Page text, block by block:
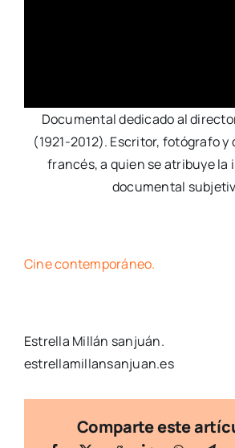
Documental dedicado al
(1921-2012). Escritor, fotógrafo
francés, a quien se atribuye la
documental
Cine contemporáneo.
Estrella Millán sanjuán.
estrellamillansanjuan.es
Comparte este